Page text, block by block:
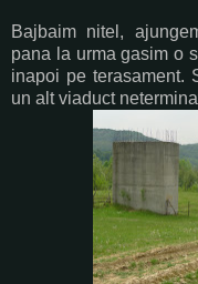
Bajbaim nitel,
pana la urma gasim o
inapoi pe terasament.
un alt viaduct